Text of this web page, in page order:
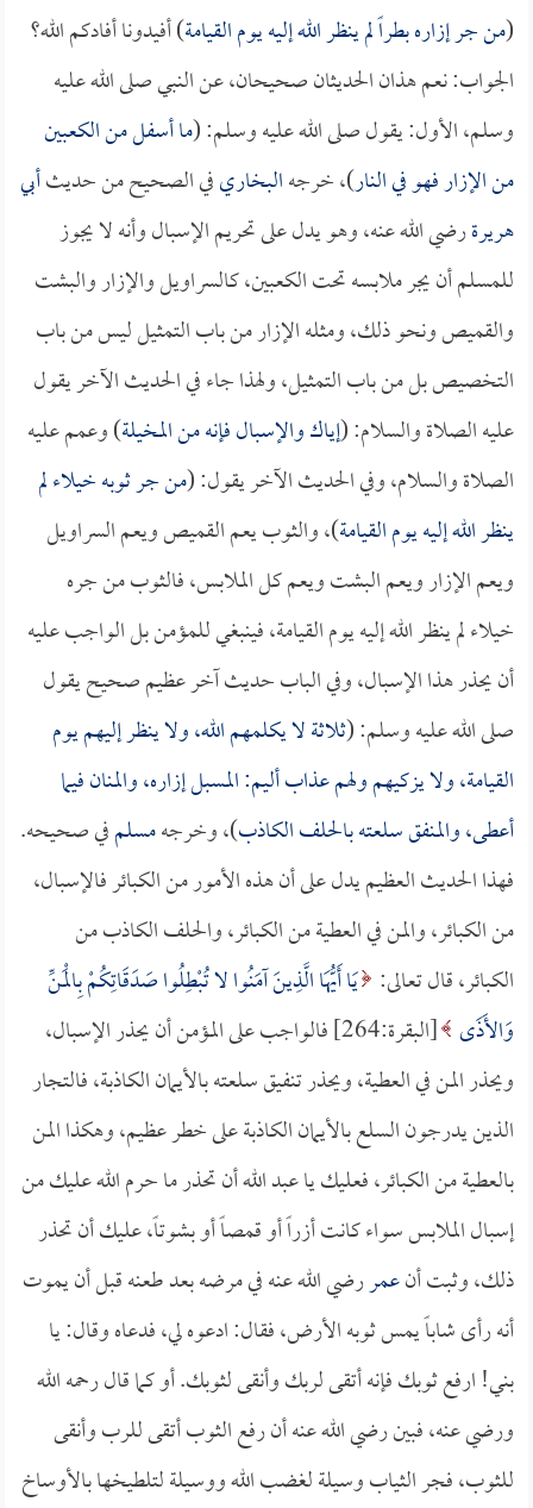
(من جر إزاره بطراً لم ينظر الله إليه يوم القيامة) أفيدونا أفادكم الله؟
الجواب: نعم هذان الحديثان صحيحان، عن النبي صلى الله عليه
وسلم، الأول: يقول صلى الله عليه وسلم: (ما أسفل من الكعبين
من الإزار فهو في النار)، خرجهالبخاريفي الصحيح من حديثأبي
هريرةرضي الله عنه، وهو يدل على تحريم الإسبال وأنه لا يجوز
للمسلم أن يجر ملابسه تحت الكعبين، كالسراويل والإزار والبشت
والقميص ونحو ذلك، ومثله الإزار من باب التمثيل ليس من باب
التخصيص بل من باب التمثيل، ولهذا جاء في الحديث الآخر يقول
عليه الصلاة والسلام: (إياك والإسبال فإنه من المخيلة) وعمم عليه
الصلاة والسلام، وفي الحديث الآخر يقول: (من جر ثوبه خيلاء لم
ينظر الله إليه يوم القيامة)، والثوب يعم القميص ويعم السراويل
ويعم الإزار ويعم البشت ويعم كل الملابس، فالثوب من جره
خيلاء لم ينظر الله إليه يوم القيامة، فينبغي للمؤمن بل الواجب عليه
أن يحذر هذا الإسبال، وفي الباب حديث آخر عظيم صحيح يقول
صلى الله عليه وسلم: (ثلاثة لا يكلمهم الله، ولا ينظر إليهم يوم
القيامة، ولا يزكيهم ولهم عذاب أليم: المسبل إزاره، والمنان فيما
أعطى، والمنفق سلعته بالحلف الكاذب)، وخرجهمسلمفي صحيحه.
فهذا الحديث العظيم يدل على أن هذه الأمور من الكبائر فالإسبال،
من الكبائر، والمن في العطية من الكبائر، والحلف الكاذب من
الكبائر، قال تعالى: يَا أَيُّهَا الَّذِينَ آمَنُوا لا تُبْطِلُوا صَدَقَاتِكُمْ بِالْمَنِّ
وَالأَذَى
[البقرة:264] فالواجب على المؤمن أن يحذر الإسبال،
ويحذر المن في العطية، ويحذر تنفيق سلعته بالأيمان الكاذبة، فالتجار
الذين يدرجون السلع بالأيمان الكاذبة على خطر عظيم، وهكذا المن
بالعطية من الكبائر، فعليك يا عبد الله أن تحذر ما حرم الله عليك من
إسبال الملابس سواء كانت أزراً أو قمصاً أو بشوتاً، عليك أن تحذر
ذلك، وثبت أنعمررضي الله عنه في مرضه بعد طعنه قبل أن يموت
أنه رأى شاباً يمس ثوبه الأرض، فقال: ادعوه لي، فدعاه وقال: يا
بني! ارفع ثوبك فإنه أتقى لربك وأنقى لثوبك. أو كما قال رحمه الله
ورضي عنه، فبين رضي الله عنه أن رفع الثوب أتقى للرب وأنقى
للثوب، فجر الثياب وسيلة لغضب الله ووسيلة لتلطيخها بالأوساخ